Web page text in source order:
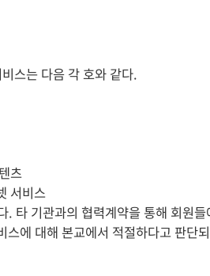
스는 다음 각 호와 같다.
츠
서비스
타 기관과의 협력계약을 통해 회원
에 대해 본교에서 적절하다고 판단